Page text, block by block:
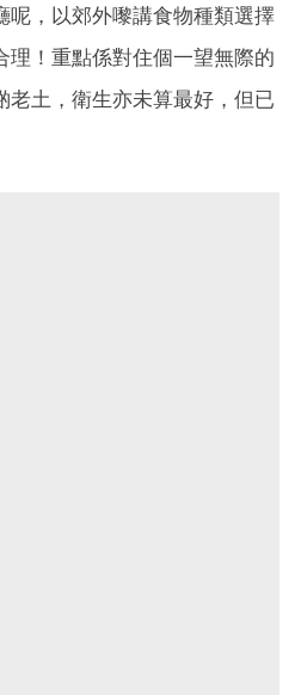
呢，以郊外嚟講食物種類選擇
理！重點係對住個一望無際的
老土，衛生亦未算最好，但已